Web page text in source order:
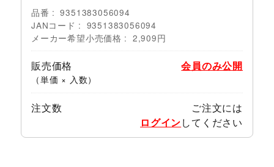
品番
9351383056094
JANコード
9351383056094
メーカー希望小売価格
2,909円
販売価格
（単価 × 入数）
会員のみ公開
注文数
ご注文には
ログインしてください